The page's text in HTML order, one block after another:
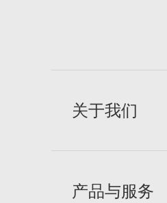
关于我们
产品与服务